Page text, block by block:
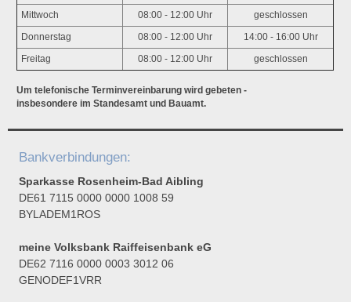
Mittwoch 08:00 - 12:00 Uhr geschlossen
Donnerstag 08:00 - 12:00 Uhr 14:00 - 16:00 Uhr
Freitag 08:00 - 12:00 Uhr geschlossen
Um telefonische Terminvereinbarung wird gebeten -
insbesondere im Standesamt und Bauamt.
Bankverbindungen:
Sparkasse Rosenheim-Bad Aibling
DE61 7115 0000 0000 1008 59
BYLADEM1ROS
meine Volksbank Raiffeisenbank eG
DE62 7116 0000 0003 3012 06
GENODEF1VRR